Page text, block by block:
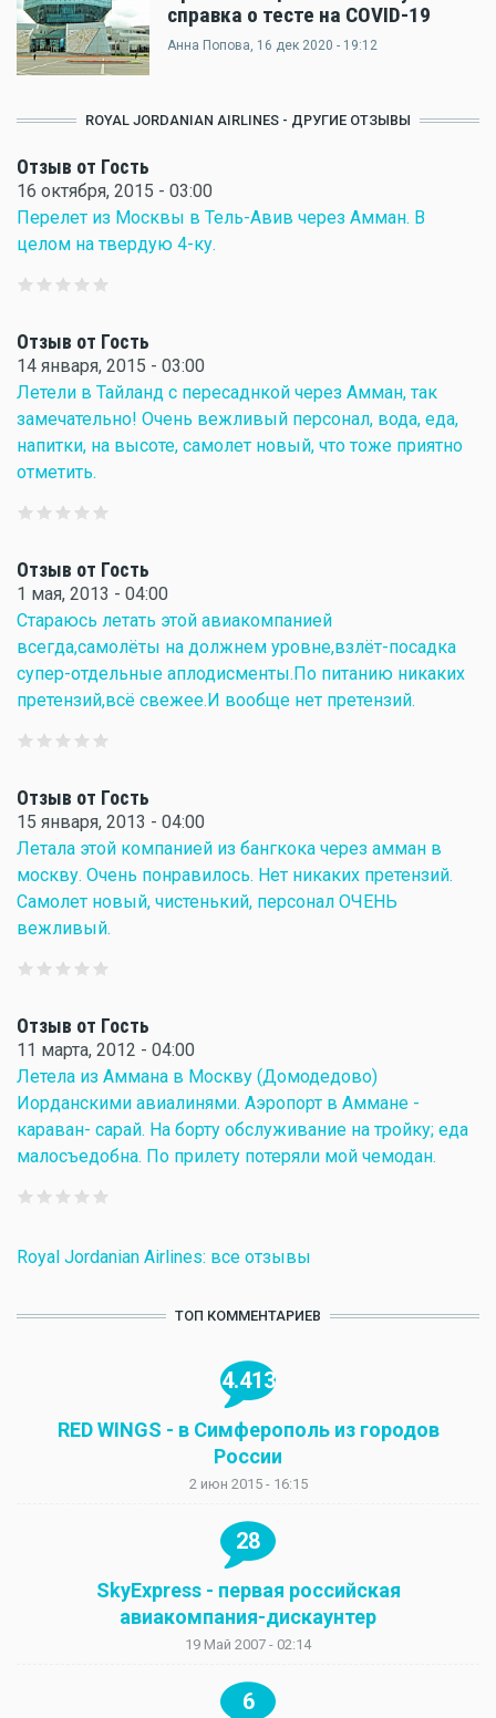
справка о тесте на COVID-19
Анна Попова, 16 дек 2020 - 19:12
ROYAL JORDANIAN AIRLINES - ДРУГИЕ ОТЗЫВЫ
Отзыв от Гость
16 октября, 2015 - 03:00
Перелет из Москвы в Тель-Авив через Амман. В
целом на твердую 4-ку.
Отзыв от Гость
14 января, 2015 - 03:00
Летели в Тайланд с пересаднкой через Амман, так
замечательно! Очень вежливый персонал, вода, еда,
напитки, на высоте, самолет новый, что тоже приятно
отметить.
Отзыв от Гость
1 мая, 2013 - 04:00
Стараюсь летать этой авиакомпанией
всегда,самолёты на должнем уровне,взлёт-посадка
супер-отдельные аплодисменты.По питанию никаких
претензий,всё свежее.И вообще нет претензий.
Отзыв от Гость
15 января, 2013 - 04:00
Летала этой компанией из бангкока через амман в
москву. Очень понравилось. Нет никаких претензий.
Самолет новый, чистенький, персонал ОЧЕНЬ
вежливый.
Отзыв от Гость
11 марта, 2012 - 04:00
Летела из Аммана в Москву (Домодедово)
Иорданскими авиалинями. Аэропорт в Аммане -
караван- сарай. На борту обслуживание на тройку; еда
малосъедобна. По прилету потеряли мой чемодан.
Royal Jordanian Airlines: все отзывы
ТОП КОММЕНТАРИЕВ
4.413
RED WINGS - в Симферополь из городов
России
2 июн 2015 - 16:15
28
SkyExpress - первая российская
авиакомпания-дискаунтер
19 Май 2007 - 02:14
6